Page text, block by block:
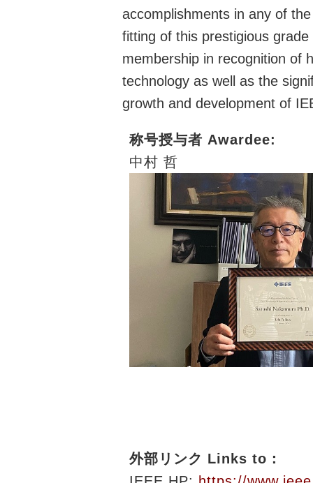
accomplishments in any of
fitting of this prestigious
membership in recognition of
technology as well as the
growth and development of
称号授与者 Awardee:
中村 哲
外部リンク Links to：